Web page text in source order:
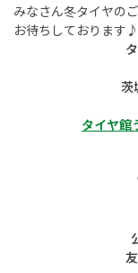
みなさん冬タイヤの
お待ちしております♪
茨
タイヤ館